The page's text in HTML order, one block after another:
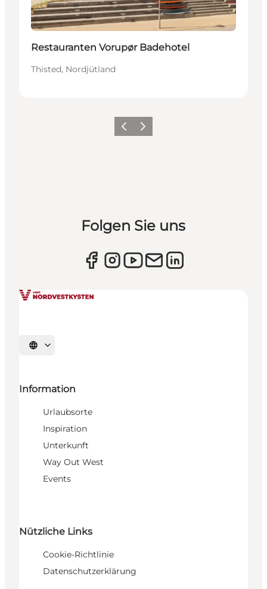
Restauranten Vorupør Badehotel
Thisted, Nordjütland
ZurückWeiter
Folgen Sie uns
Sprache auswählen
Information
Urlaubsorte
Inspiration
Unterkunft
Way Out West
Events
Nützliche Links
Cookie-Richtlinie
Datenschutzerklärung